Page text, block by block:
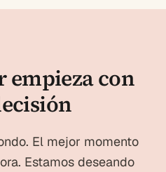
empieza con
El mejor momento
Estamos deseando